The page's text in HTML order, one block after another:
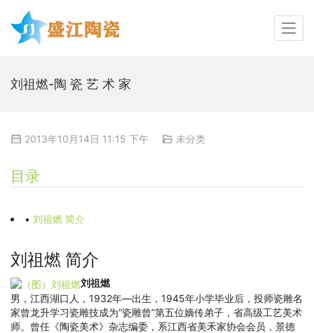
刘祖燃-陶 瓷 艺 术 家
2013年10月14日 11:15 下午 未分类
目录
• 刘祖燃 简介
刘祖燃 简介
刘祖燃
男，江西湖口人，1932年—出生，1945年小学毕业后，投师瓷雕名
家曾龙升学习瓷雕技成为“瓷雕曾”第五位嫡传弟子，省高级工艺美术
师。曾任《陶瓷美术》杂志编委，系江西省美禾家协会会员，景德